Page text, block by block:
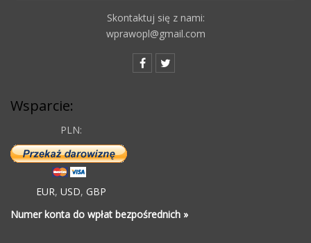
Skontaktuj się z nami:
wprawopl@gmail.com
Wsparcie:
PLN:
EUR, USD, GBP
Numer konta do wpłat bezpośrednich »